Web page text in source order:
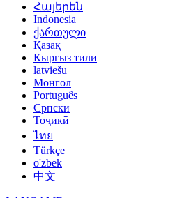
Հայերեն
Indonesia
ქართული
Қазақ
Кыргыз тили
latviešu
Монгол
Português
Српски
Тоҷикӣ
ไทย
Türkçe
o'zbek
中文